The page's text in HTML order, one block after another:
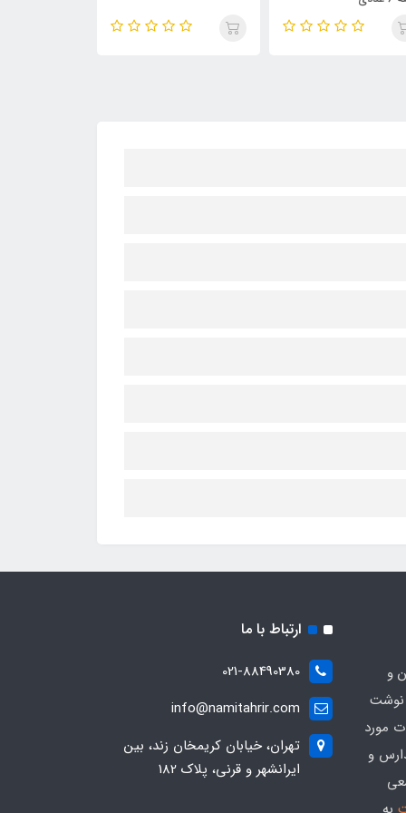
و
نوشت
مورد
و
ارتباط با ما
021-88490380
info@namitahrir.com
تهران، خیابان کریمخان زند، بین
ایرانشهر و قرنی، پلاک 182